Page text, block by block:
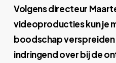
Volgens directeur
videoproducties kun je
boodschap
indringend over bij de